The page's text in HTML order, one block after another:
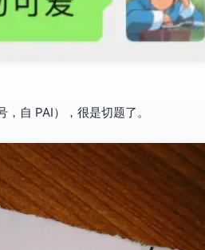
自 PAI），很是切题了。